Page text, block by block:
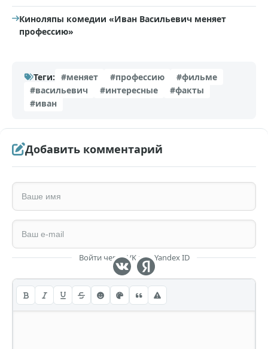
Киноляпы комедии «Иван Васильевич меняет
профессию»
Теги: #меняет #профессию
#фильме
#васильевич
#интересные
#факты
#иван
Добавить комментарий
Войти через VK или Yandex ID